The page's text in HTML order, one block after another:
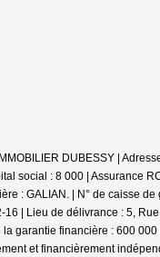
DUBESSY |
social : 8 000 | Assurance
: GALIAN. | N° de caisse
| Lieu de délivrance : 5,
garantie financière : 600
et financièrement